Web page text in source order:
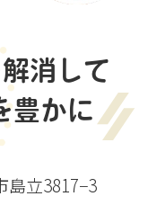
島立3817−3
消して
豊かに